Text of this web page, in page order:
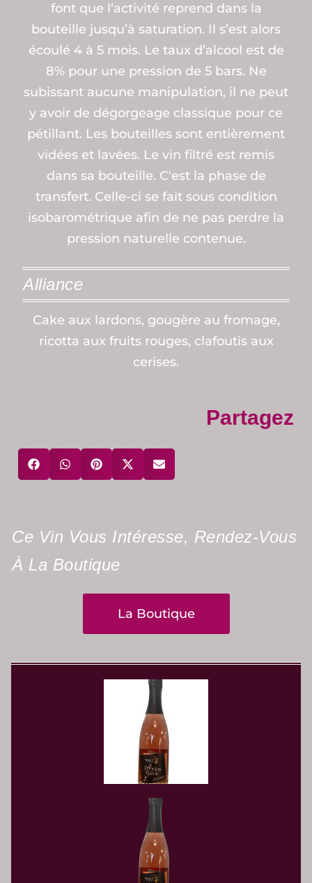
font que l’activité reprend dans la
bouteille jusqu’à saturation. Il s’est alors
écoulé 4 à 5 mois. Le taux d’alcool est de
8% pour une pression de 5 bars. Ne
subissant aucune manipulation, il ne peut
y avoir de dégorgeage classique pour ce
pétillant. Les bouteilles sont entièrement
vidées et lavées. Le vin filtré est remis
dans sa bouteille. C'est la phase de
transfert. Celle-ci se fait sous condition
isobarométrique afin de ne pas perdre la
pression naturelle contenue.
Alliance
Cake aux lardons, gougère au fromage,
ricotta aux fruits rouges, clafoutis aux
cerises.
Partagez
Ce Vin Vous Intéresse, Rendez-Vous
À La Boutique
La Boutique